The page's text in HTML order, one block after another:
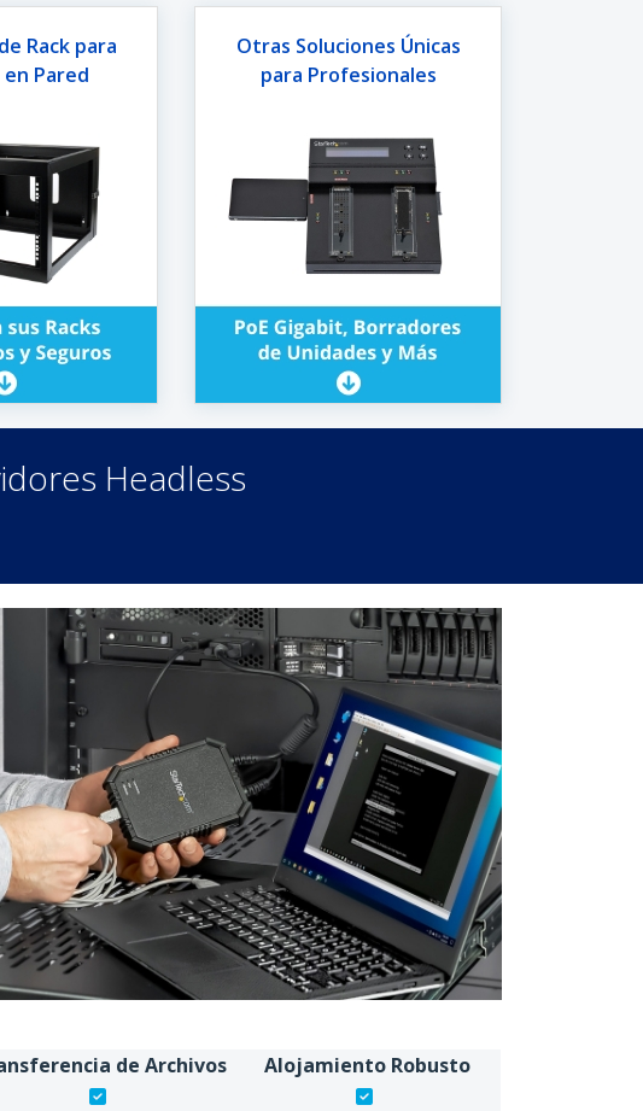
Rack para
Pared
Otras Soluciones Únicas
para Profesionales
Headless
de Archivos
Alojamiento Robusto